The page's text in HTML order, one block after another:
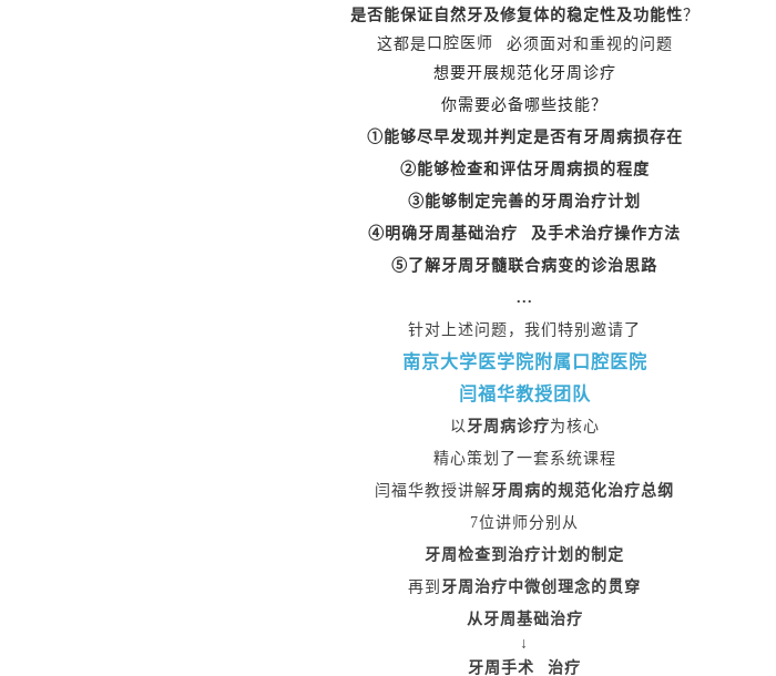
是否能保证自然牙及修复体的稳定性及功能性？
这都是 口腔医师
必须面对和重视的问题
想要开展规范化牙周诊疗
你需要必备哪些技能？
①能够尽早发现并判定是否有牙周病损存在
②能够检查和评估牙周病损的程度
③能够制定完善的牙周治疗计划
④明确牙周基础治疗
及手术治疗操作方法
⑤了解牙周牙髓联合病变的诊治思路
...
针对上述问题，我们特别邀请了
南京大学医学院附属口腔医院
闫福华教授团队
以牙周病诊疗为核心
精心策划了一套系统课程
闫福华教授讲解牙周病的规范化治疗总纲
7位讲师分别从
牙周检查到治疗计划的制定
再到 牙周治疗中微创理念的贯穿
从牙周基础治疗
↓
牙周手术
治疗